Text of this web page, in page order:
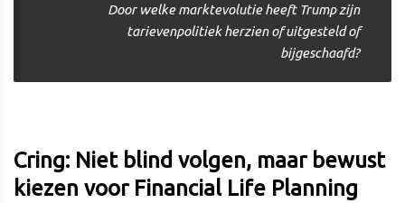
Door welke marktevolutie heeft Trump zijn
tarievenpolitiek herzien of uitgesteld of
bijgeschaafd?
Cring: Niet blind volgen, maar bewust
kiezen voor Financial Life Planning